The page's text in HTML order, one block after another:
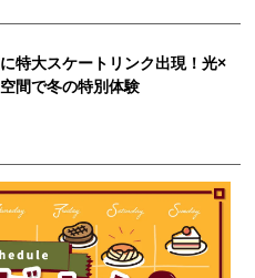
特大スケートリンク出現！光×
間で冬の特別体験